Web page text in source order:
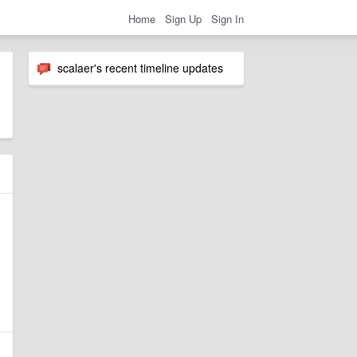
Home Sign Up Sign In
scalaer's recent timeline updates